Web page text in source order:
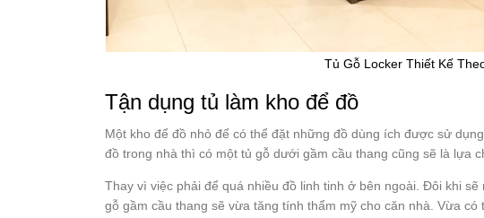
Tủ Gỗ Locker Thiết Kế
Tận dụng tủ làm kho để đồ
Một kho để đồ nhỏ để có thể đặt những đồ dùng ích được sử
đồ trong nhà thì có một tủ gỗ dưới gầm cầu thang cũng sẽ là lựa
Thay vì việc phải để quá nhiều đồ linh tinh ở bên ngoài. Đôi khi
gỗ gầm cầu thang sẽ vừa tăng tính thẩm mỹ cho căn nhà. Vừa